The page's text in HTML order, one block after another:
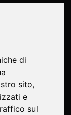
di
sito,
e
sul
AGLI 8 ANNI